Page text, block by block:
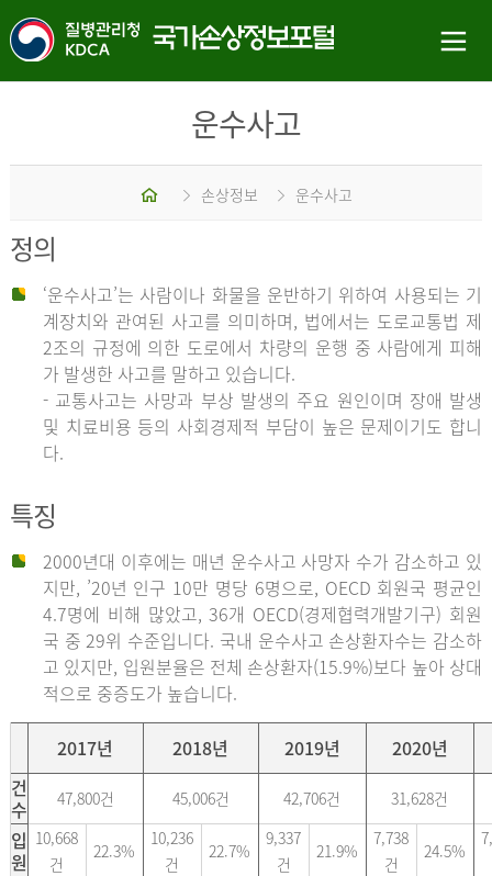
운수사고
홈 손상정보 운수사고
정의
‘운수사고’는 사람이나 화물을 운반하기 위하여 사용되는 기
계장치와 관여된 사고를 의미하며, 법에서는 도로교통법 제
2조의 규정에 의한 도로에서 차량의 운행 중 사람에게 피해
가 발생한 사고를 말하고 있습니다.
- 교통사고는 사망과 부상 발생의 주요 원인이며 장애 발생
및 치료비용 등의 사회경제적 부담이 높은 문제이기도 합니
다.
특징
2000년대 이후에는 매년 운수사고 사망자 수가 감소하고 있
지만, ’20년 인구 10만 명당 6명으로, OECD 회원국 평균인
4.7명에 비해 많았고, 36개 OECD(경제협력개발기구) 회원
국 중 29위 수준입니다. 국내 운수사고 손상환자수는 감소하
고 있지만, 입원분율은 전체 손상환자(15.9%)보다 높아 상대
적으로 중증도가 높습니다.
2017년 2018년 2019년
2020년
건
수
47,800건 45,006건 42,706건 31,628건
입
원
10,668
건
22.3%
10,236
건
22.7%
9,337
건
21.9%
7,738
건
24.5%